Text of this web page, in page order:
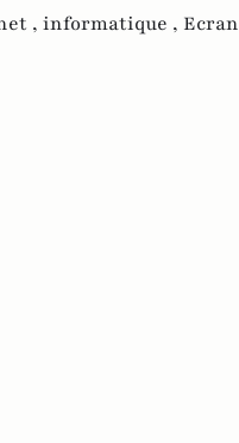
, informatique , Ecran